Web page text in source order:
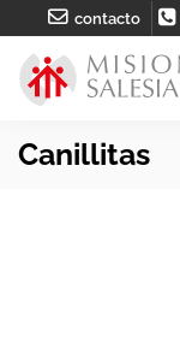
contacto
Canillitas